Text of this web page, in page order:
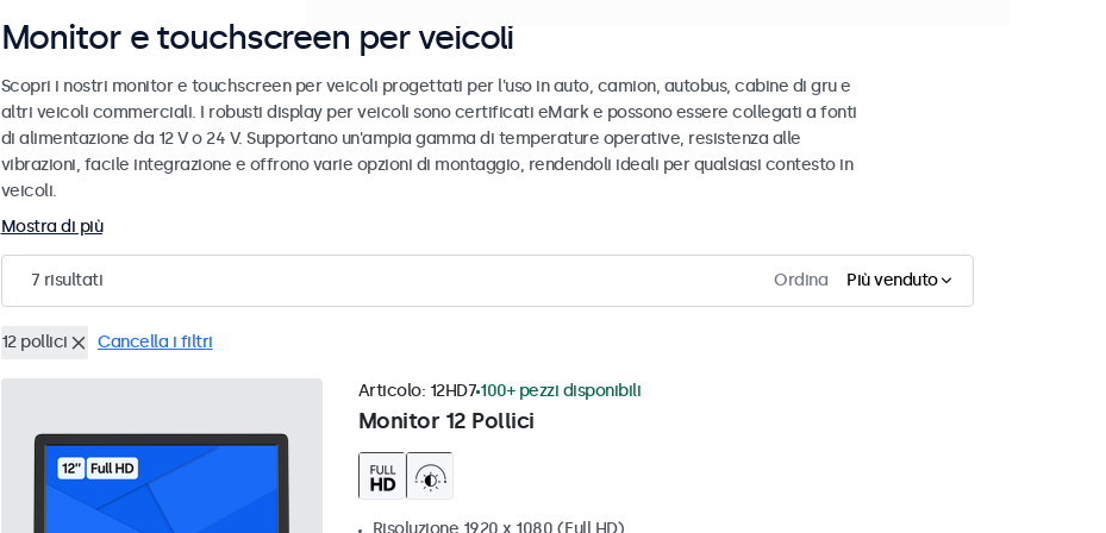
Monitor e touchscreen per veicoli
Scopri i nostri monitor e touchscreen per veicoli progettati per l'uso in auto, camion, autobus, cabine di gru e
altri veicoli commerciali. I robusti display per veicoli sono certificati eMark e possono essere collegati a fonti
di alimentazione da 12 V o 24 V. Supportano un'ampia gamma di temperature operative, resistenza alle
vibrazioni, facile integrazione e offrono varie opzioni di montaggio, rendendoli ideali per qualsiasi contesto in
veicoli.
Mostra di più
7 risultati Ordina Più venduto
12 pollici Cancella i filtri
Monitor 12 Pollici
Articolo: 12HD7 100+ pezzi disponibili